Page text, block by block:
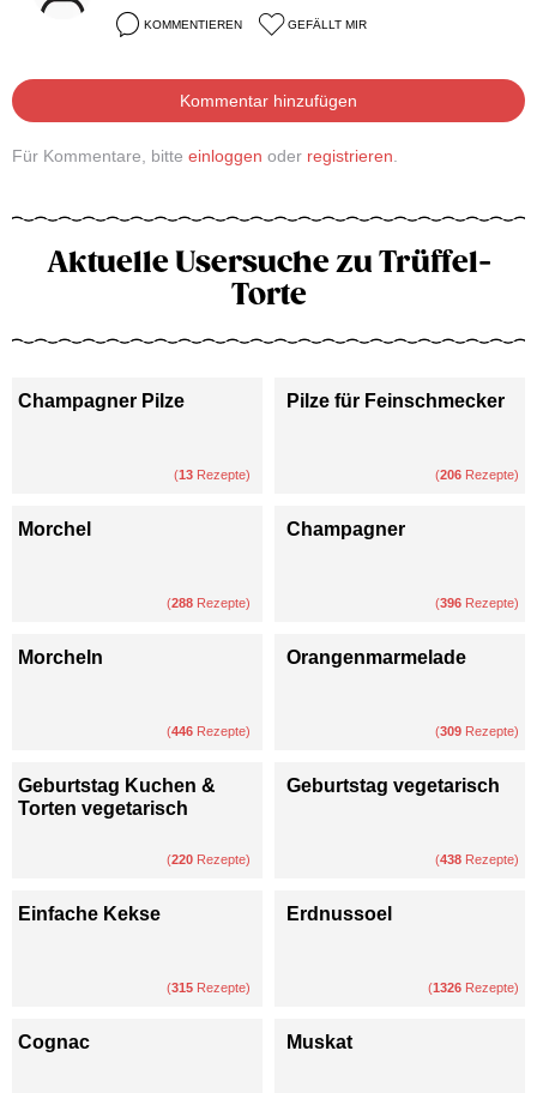
KOMMENTIEREN GEFÄLLT MIR
Kommentar hinzufügen
Für Kommentare, bitte einloggen oder registrieren.
Aktuelle Usersuche zu Trüffel-
Torte
Champagner Pilze
(13 Rezepte)
Pilze für Feinschmecker
(206 Rezepte)
Morchel
(288 Rezepte)
Champagner
(396 Rezepte)
Morcheln
(446 Rezepte)
Orangenmarmelade
(309 Rezepte)
Geburtstag Kuchen &
Torten vegetarisch
(220 Rezepte)
Geburtstag vegetarisch
(438 Rezepte)
Einfache Kekse
(315 Rezepte)
Erdnussoel
(1326 Rezepte)
Cognac Muskat